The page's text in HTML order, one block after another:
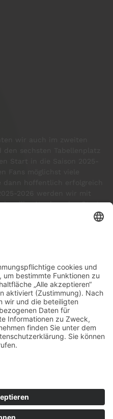
wir auch im zweiten
den sechsten Tabellenplatz
dann hoffentlich erfolgreich
Nord an den Start
@ 21:22
RED DEVILS
Cookie-Einstellungen